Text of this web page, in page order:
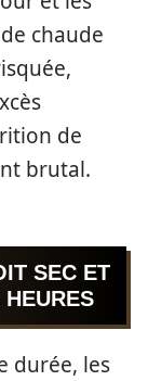
chaude
de
brutal.
SEC ET
durée, les